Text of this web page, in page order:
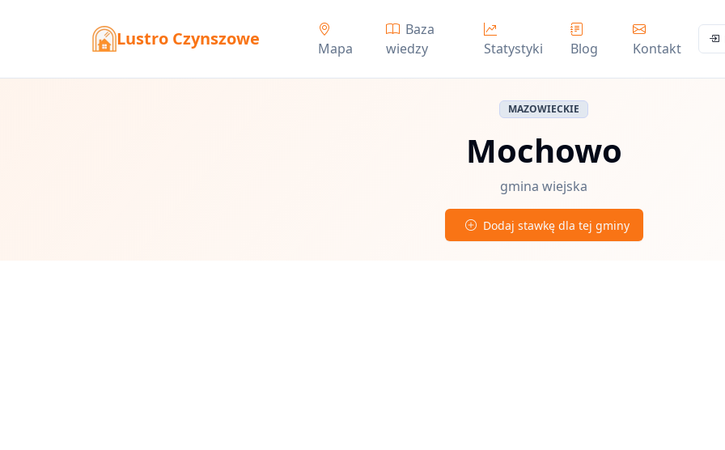
Lustro Czynszowe Mapa
Baza
wiedzy
Statystyki Blog Kontakt
MAZOWIECKIE
Mochowo
gmina wiejska
Dodaj stawkę dla tej gminy